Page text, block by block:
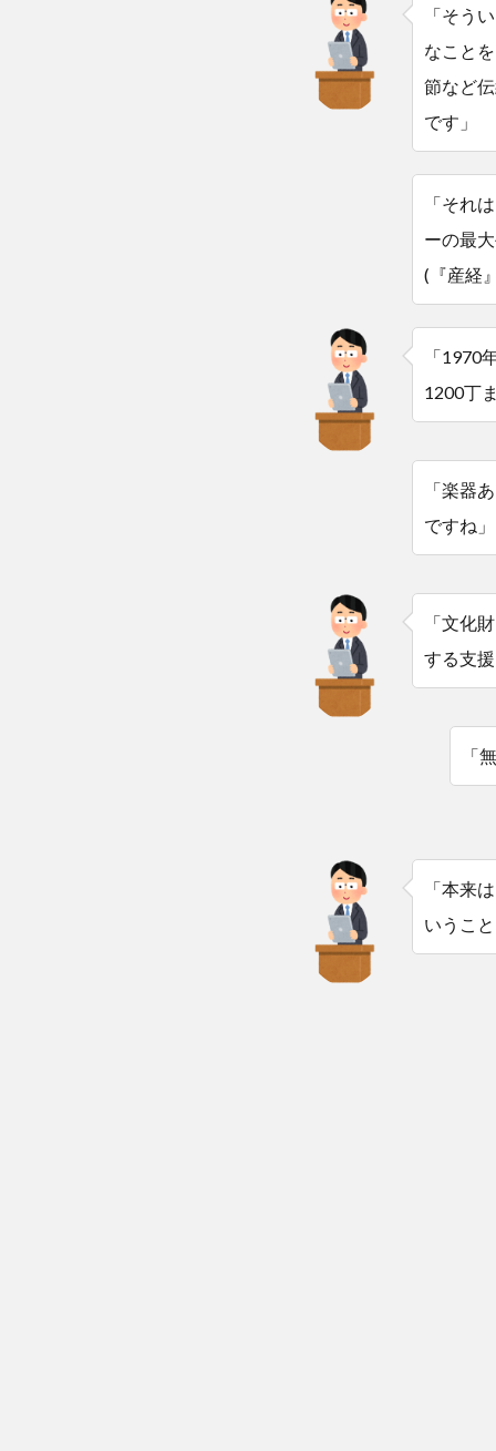
「そう
なこと
節など
です」
「それ
ーの最
(『産経
「1970
1200丁
「楽器
ですね」
「文化
する支
「
「本来
いうこ